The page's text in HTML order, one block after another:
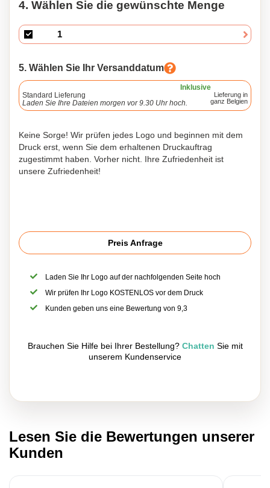
4. Wählen Sie die gewünschte Menge
5. Wählen Sie Ihr Versanddatum
Inklusive
Standard Lieferung
Laden Sie Ihre Dateien morgen vor 9.30 Uhr hoch.
Lieferung in
ganz Belgien
Keine Sorge! Wir prüfen jedes Logo und beginnen mit dem
Druck erst, wenn Sie dem erhaltenen Druckauftrag
zugestimmt haben. Vorher nicht. Ihre Zufriedenheit ist
unsere Zufriedenheit!
Preis Anfrage
Laden Sie Ihr Logo auf der nachfolgenden Seite hoch
Wir prüfen Ihr Logo KOSTENLOS vor dem Druck
Kunden geben uns eine Bewertung von 9,3
Brauchen Sie Hilfe bei Ihrer Bestellung? Chatten Sie mit
unserem Kundenservice
Lesen Sie die Bewertungen unserer
Kunden